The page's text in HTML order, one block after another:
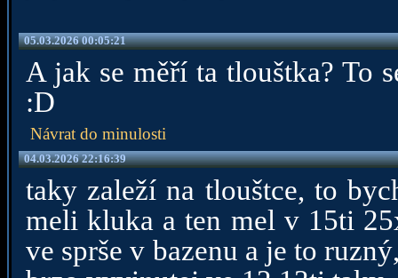
05.03.2026 00:05:21
A jak se měří ta tlouštka? To
:D
Návrat do minulosti
04.03.2026 22:16:39
taky zaleží na tlouštce, to
meli kluka a ten mel v 15ti
ve sprše v bazenu a je to